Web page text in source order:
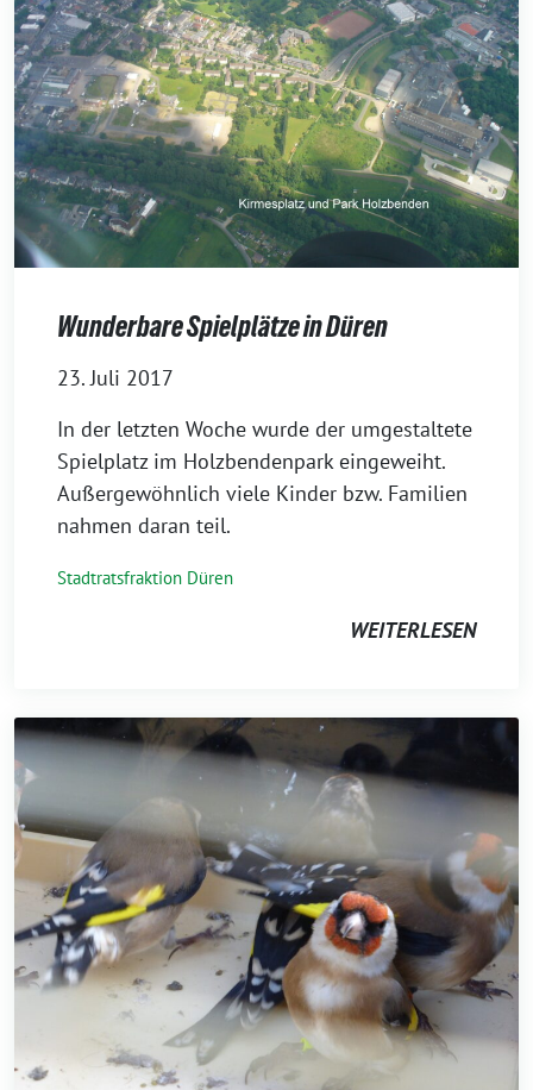
Wunderbare Spielplätze in Düren
23. Juli 2017
In der letzten Woche wurde der umgestaltete
Spielplatz im Holzbendenpark eingeweiht.
Außergewöhnlich viele Kinder bzw. Familien
nahmen daran teil.
Stadtratsfraktion Düren
WEITERLESEN